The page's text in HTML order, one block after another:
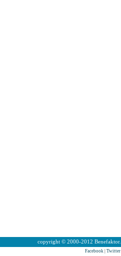
copyright © 2000-2012
Facebook| Twitter|